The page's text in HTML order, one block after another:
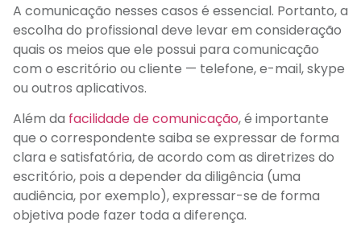
A comunicação nesses casos é essencial. Portanto, a
escolha do profissional deve levar em consideração
quais os meios que ele possui para comunicação
com o escritório ou cliente — telefone, e-mail, skype
ou outros aplicativos.
Além da facilidade de comunicação, é importante
que o correspondente saiba se expressar de forma
clara e satisfatória, de acordo com as diretrizes do
escritório, pois a depender da diligência (uma
audiência, por exemplo), expressar-se de forma
objetiva pode fazer toda a diferença.